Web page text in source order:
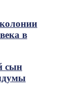
в
сын